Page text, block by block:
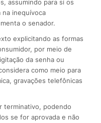
assumindo para si os
inequívoca
o senador.
explicitando as formas
por meio de
da senha ou
como meio para
gravações telefônicas
terminativo, podendo
se for aprovada e não